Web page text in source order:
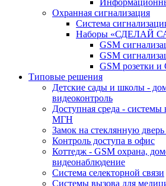
Охранная сигнализация
Система
Наборы «СДЕЛАЙ
GSM
GSM
GSM розетки
Типовые решения
Детские сады и школы -
видеоконтроль
Доступная среда -
МГН
Замок на стеклянную дверь
Контроль доступа в офис
Коттедж - GSM охрана,
видеонаблюдение
Система селекторной связи
Системы вызова для